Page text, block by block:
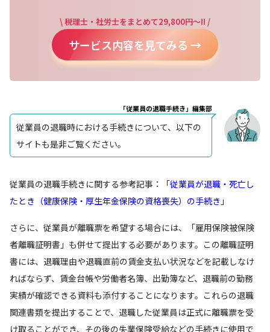
\ 税理士・社労士をまとめて29,800円～!! /
サービス内容を見てみる →
「従業員の退職手続き」編集部
従業員の退職時における手続きについて、以下の
サイトも是非ご覧ください。
従業員の退職手続きに関する参考記事：「従業員が退職・死亡し
たとき（健康保険・厚生年金保険の資格喪失）の手続き 」
さらに、従業員が離職票を希望する場合には、「雇用保険被保険
者離職証明書」も併せて提出する必要があります。この離職証明
書には、退職理由や退職直前の賃金支払い状況などを記載しなけ
ればならず、賃金台帳や労働者名簿、出勤簿など、退職前の勤務
実績が確認できる資料も添付することになります。これらの退職
関連書類を提出することで、退職した従業員は正式に離職票を受
け取ることができ、その後の失業保険受給などの手続きに使用で